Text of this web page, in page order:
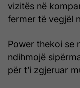
vizitës në
fermer të vegjël
Power thekoi se
ndihmojë
për t’i zgjeruar